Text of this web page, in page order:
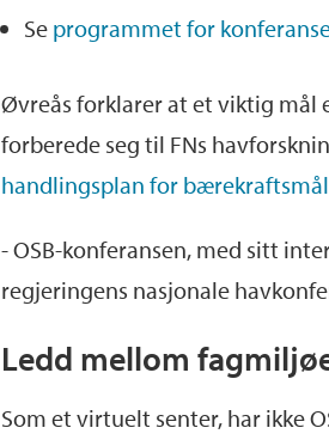
Se programmet for
Øvreås forklarer at et viktig mål
forberede seg til FNs
handlingsplan for
- OSB-konferansen, med sitt
regjeringens nasjonale
Ledd mellom
Som et virtuelt senter, har ikke